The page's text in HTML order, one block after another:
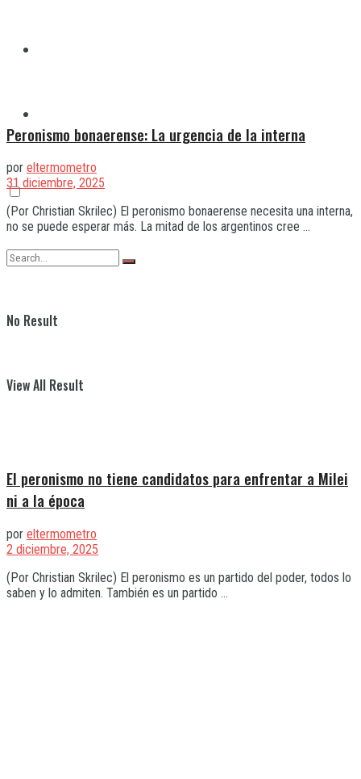
No Result
View All Result
Peronismo bonaerense: La urgencia de la interna
por eltermometro
31 diciembre, 2025
(Por Christian Skrilec) El peronismo bonaerense necesita una interna,
no se puede esperar más. La mitad de los argentinos cree ...
El peronismo no tiene candidatos para enfrentar a Milei
ni a la época
por eltermometro
2 diciembre, 2025
(Por Christian Skrilec) El peronismo es un partido del poder, todos lo
saben y lo admiten. También es un partido ...